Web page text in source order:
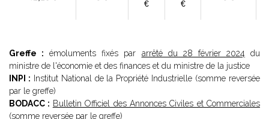
€
€
Greffe : émoluments fixés par arrêté du 28 février 2024 du
ministre de l'économie et des finances et du ministre de la justice
INPI : Institut National de la Propriété Industrielle (somme reversée
par le greffe)
BODACC : Bulletin Officiel des Annonces Civiles et Commerciales
(somme reversée par le greffe)